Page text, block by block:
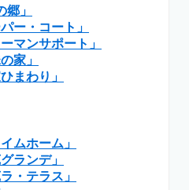
」
ー・コート」
マンサポート」
家」
まわり」
ムホーム」
ランデ」
・テラス」